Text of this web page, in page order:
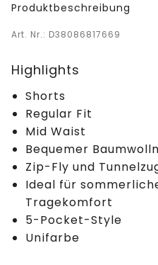
Produktbeschreibung
Art. Nr.: D38086817669
Highlights
Shorts
Regular Fit
Mid Waist
Bequemer
Zip-Fly und
Ideal für
Tragekomfort
5-Pocket-Style
Unifarbe